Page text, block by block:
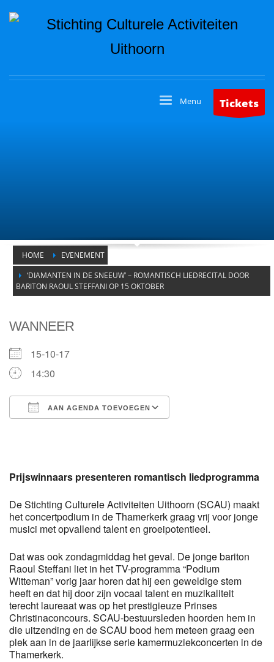
Tickets
HOME
EVENEMENT
‘DIAMANTEN IN DE SNEEUW’ – ROMANTISCH LIEDRECITAL DOOR
BARITON RAOUL STEFFANI OP 15 OKTOBER
WANNEER
15-10-17
14:30
AAN AGENDA TOEVOEGEN
Prijswinnaars presenteren romantisch liedprogramma
De Stichting Culturele Activiteiten Uithoorn (SCAU) maakt
het concertpodium in de Thamerkerk graag vrij voor jonge
musici met opvallend talent en groeipotentieel.
Dat was ook zondagmiddag het geval. De jonge bariton
Raoul Steffani liet in het TV-programma “Podium
Witteman” vorig jaar horen dat hij een geweldige stem
heeft en dat hij door zijn vocaal talent en muzikaliteit
terecht laureaat was op het prestigieuze Prinses
Christinaconcours. SCAU-bestuursleden hoorden hem in
die uitzending en de SCAU bood hem meteen graag een
plek aan in de jaarlijkse serie kamermuziekconcerten in de
Thamerkerk.